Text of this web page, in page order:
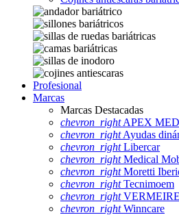
Profesional
Marcas
Marcas Destacadas
chevron_rightAPEX
chevron_rightAyudas
chevron_rightLibercar
chevron_rightMedical
chevron_rightMoretti
chevron_rightTecnimoem
chevron_right
chevron_rightWinncare